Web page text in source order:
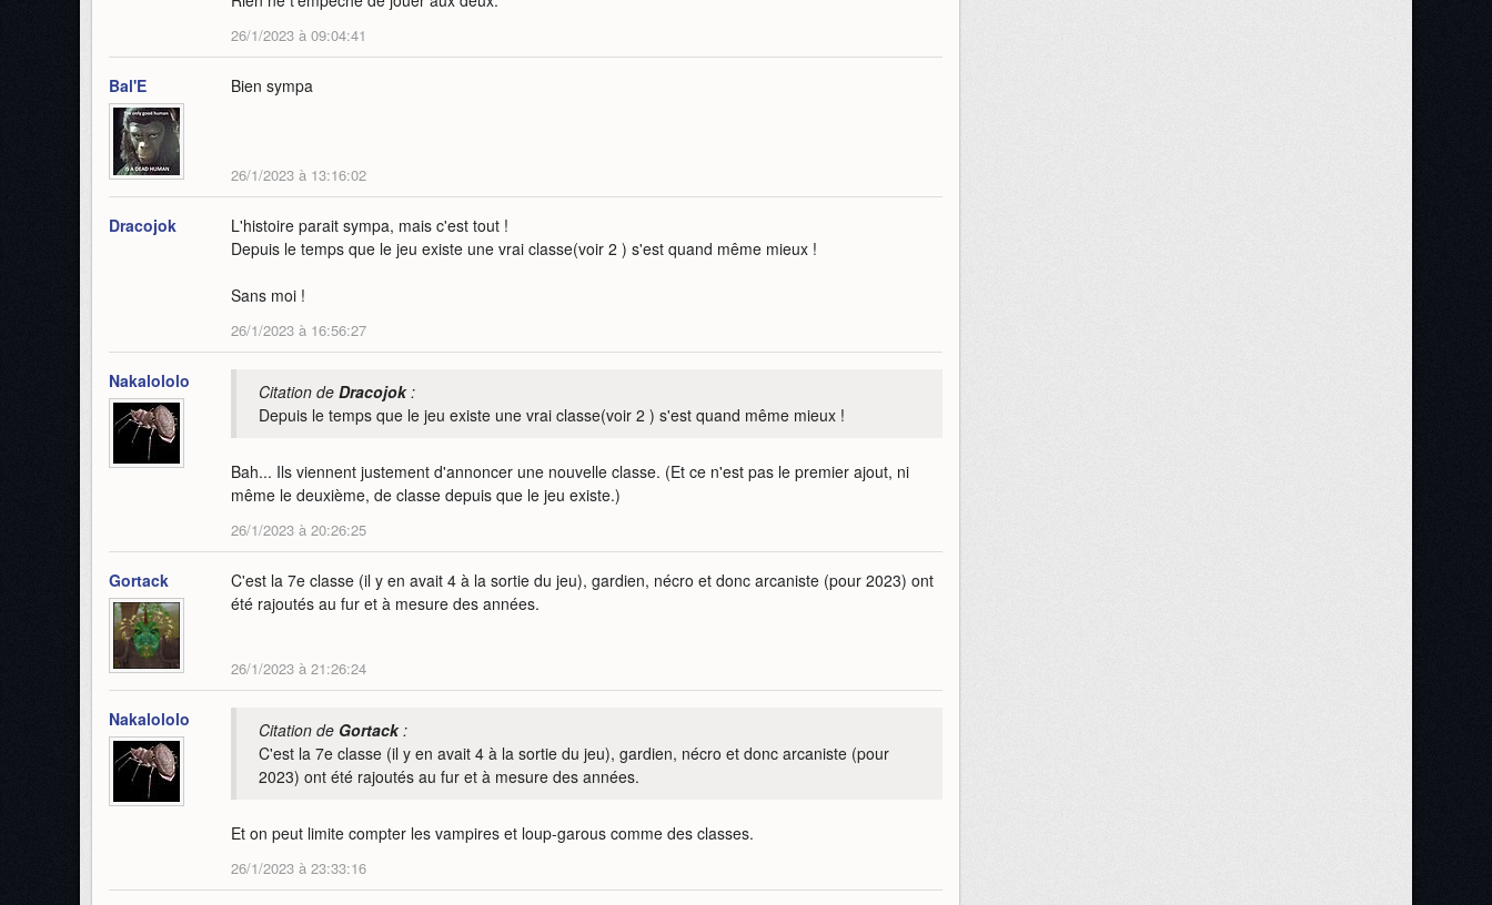
26/1/2023 à 09:04:41
Bal'E Bien sympa
26/1/2023 à 13:16:02
Dracojok
L'histoire parait sympa, mais c'est tout !
Depuis le temps que le jeu existe une vrai classe(voir 2 ) s'est quand même mieux !
Sans moi !
26/1/2023 à 16:56:27
Nakalololo Citation de Dracojok:
Depuis le temps que le jeu existe une vrai classe(voir 2 ) s'est quand même mieux !
Bah... Ils viennent justement d'annoncer une nouvelle classe. (Et ce n'est pas le premier ajout, ni
même le deuxième, de classe depuis que le jeu existe.)
26/1/2023 à 20:26:25
Gortack
C'est la 7e classe (il y en avait 4 à la sortie du jeu), gardien, nécro et donc arcaniste (pour 2023) ont
été rajoutés au fur et à mesure des années.
26/1/2023 à 21:26:24
Nakalololo Citation de Gortack:
C'est la 7e classe (il y en avait 4 à la sortie du jeu), gardien, nécro et donc arcaniste (pour
2023) ont été rajoutés au fur et à mesure des années.
Et on peut limite compter les vampires et loup-garous comme des classes.
26/1/2023 à 23:33:16